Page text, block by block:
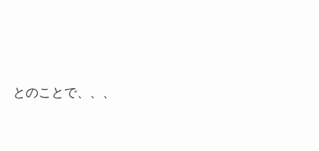
とのことで、、、